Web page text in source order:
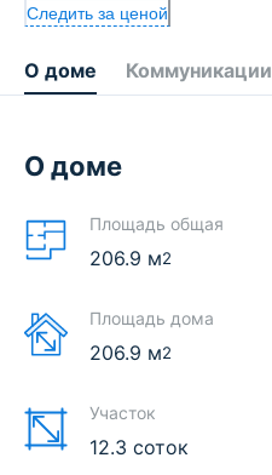
Следить за ценой
О доме Коммуникации
О доме
Площадь общая
206.9 м2
Площадь дома
206.9 м2
Участок
12.3 соток